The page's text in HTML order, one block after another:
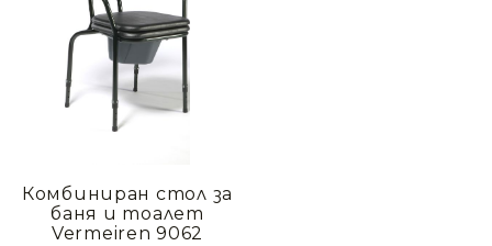
Статии
Контакти
Вход
Комбиниран стол за
баня и тоалет
Vermeiren 9062